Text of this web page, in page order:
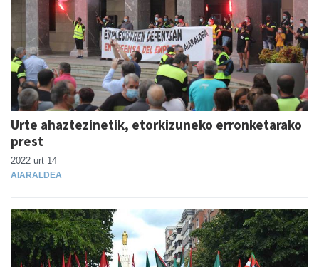
Urte ahaztezinetik, etorkizuneko erronketarako
prest
2022 urt 14
AIARALDEA